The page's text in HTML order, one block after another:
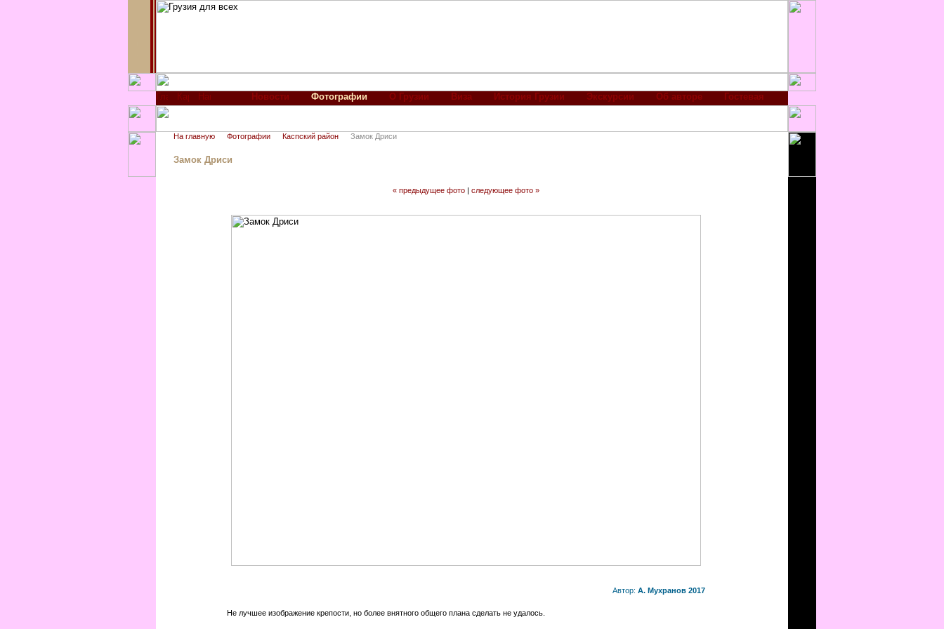
Новости Фотографии О Грузии Виза История Грузии Экскурсии Об авторе Гостевая
На главную Фотографии Каспский район Замок Дриси
Замок Дриси
« предыдущее фото | следующее фото »
Автор: А. Мухранов 2017
Не лучшее изображение крепости, но более внятного общего плана сделать не удалось.